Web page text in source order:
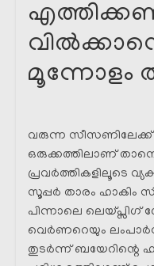
മൂന്നോളം
വരുന്ന സീസണിലേക്ക്
ഒരുക്കത്തിലാണ്
പ്രവർത്തികളിലൂടെ
സൂപ്പർ താരം ഹാകിം
പിന്നാലെ ലെയ്പ്സിഗ്
വെർണറെയും
തുടർന്ന് ബയേറിന്റെ